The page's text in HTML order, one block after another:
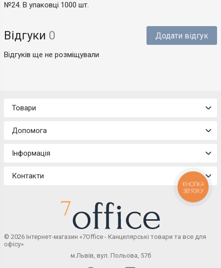
№24. В упаковці 1000 шт.
Відгуки 0 Додати відгук
Відгуків ще не розміщували
Товари
Допомога
Інформація
Контакти
© 2026 Інтернет-магазин «7Office - Канцелярські товари та все для
офісу»
м.Львів, вул. Польова, 57б
КНОПКА
ЗВ'ЯЗКУ